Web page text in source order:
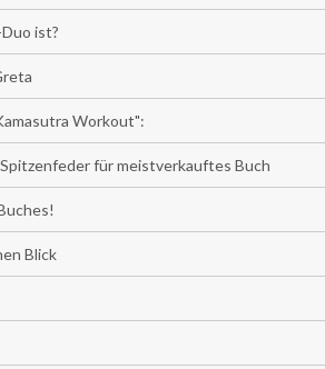
ist?
Workout":
für meistverkauftes Buch
Blick